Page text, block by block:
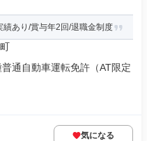
あり/賞与年2回/退職金制度
通自動車運転免許（AT限定
気になる